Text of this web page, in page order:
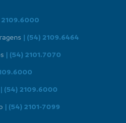
2109.6000
| (54) 2109.6464
| (54) 2101.7070
| (54) 2109.6000
| (54) 2101-7099